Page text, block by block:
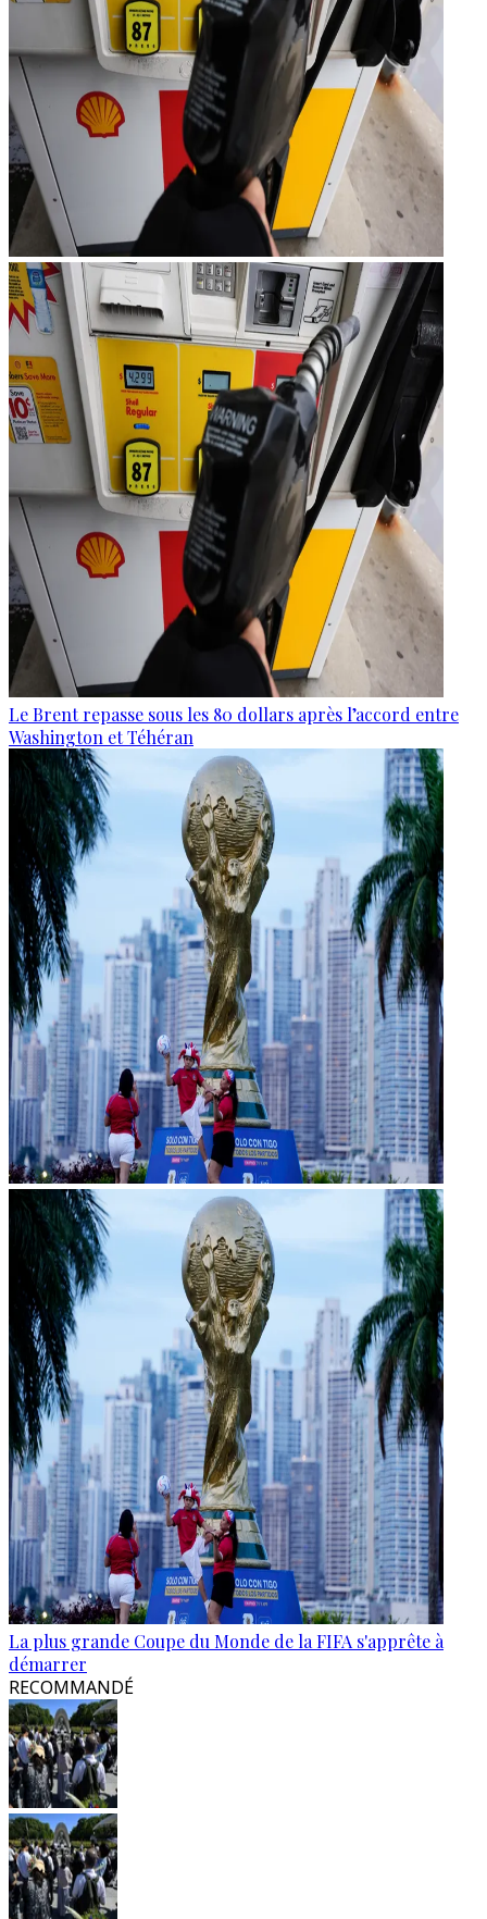
Le Brent repasse sous les 80 dollars après l’accord entre
Washington et Téhéran
La plus grande Coupe du Monde de la FIFA s'apprête à
démarrer
RECOMMANDÉ